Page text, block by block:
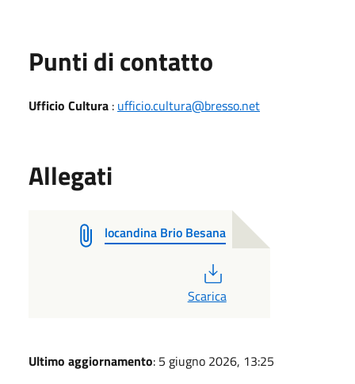
Punti di contatto
Ufficio Cultura : ufficio.cultura@bresso.net
Allegati
locandina Brio Besana
Scarica
Ultimo aggiornamento: 5 giugno 2026, 13:25